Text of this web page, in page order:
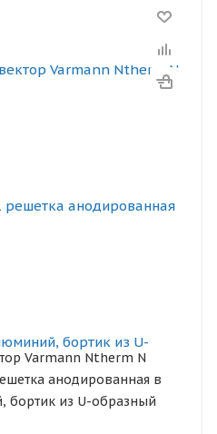
Varmann Ntherm N
анодированная в
бортик из U-образный